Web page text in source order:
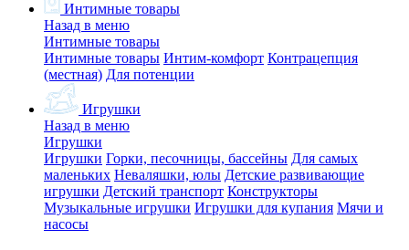
Интимные товары
Назад в меню
Интимные товары
Интимные товары Интим-комфорт Контрацепция
(местная) Для потенции
Игрушки
Назад в меню
Игрушки
Игрушки Горки, песочницы, бассейны Для самых
маленьких Неваляшки, юлы Детские развивающие
игрушки Детский транспорт Конструкторы
Музыкальные игрушки Игрушки для купания Мячи и
насосы